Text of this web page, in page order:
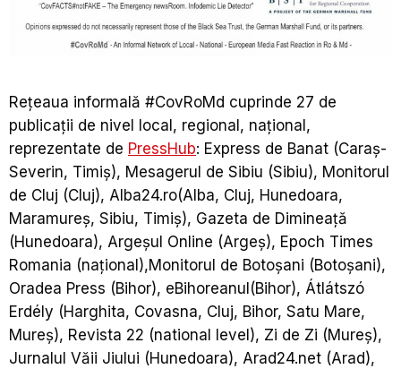
Rețeaua informală #CovRoMd cuprinde 27 de
publicații de nivel local, regional, național,
reprezentate de PressHub: Express de Banat (Caraș-
Severin, Timiș), Mesagerul de Sibiu (Sibiu), Monitorul
de Cluj (Cluj), Alba24.ro(Alba, Cluj, Hunedoara,
Maramureș, Sibiu, Timiș), Gazeta de Dimineață
(Hunedoara), Argeșul Online (Argeș), Epoch Times
Romania (național),Monitorul de Botoșani (Botoșani),
Oradea Press (Bihor), eBihoreanul(Bihor), Átlátszó
Erdély (Harghita, Covasna, Cluj, Bihor, Satu Mare,
Mureș), Revista 22 (national level), Zi de Zi (Mureș),
Jurnalul Văii Jiului (Hunedoara), Arad24.net (Arad),